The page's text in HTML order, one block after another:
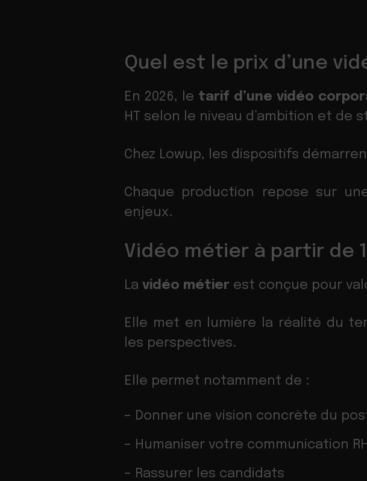
Quel est le prix d’une
En 2026, le tarif d’une vidéo
HT selon le niveau d’ambition et de
Chez Lowup, les dispositifs
Chaque production repose sur
enjeux.
Vidéo métier à partir de 1
La vidéo métier est conçue pour
Elle met en lumière la réalité du
les perspectives.
Elle permet notamment de :
– Donner une vision concrète du
– Humaniser votre communication RH
– Rassurer les candidats